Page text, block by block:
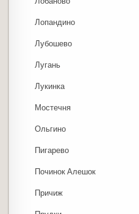
Лопандино
Лубошево
Лугань
Лукинка
Мостечня
Ольгино
Пигарево
Починок Алешок
Причиж